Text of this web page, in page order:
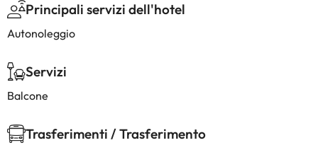
Principali servizi dell'hotel
Autonoleggio
Servizi
Balcone
Trasferimenti / Trasferimento